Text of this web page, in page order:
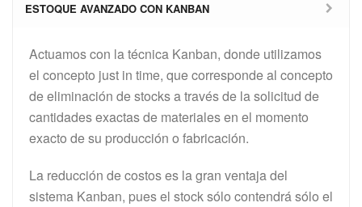
ESTOQUE AVANZADO CON KANBAN
Actuamos con la técnica Kanban, donde utilizamos
el concepto just in time, que corresponde al concepto
de eliminación de stocks a través de la solicitud de
cantidades exactas de materiales en el momento
exacto de su producción o fabricación.
La reducción de costos es la gran ventaja del
sistema Kanban, pues el stock sólo contendrá sólo el